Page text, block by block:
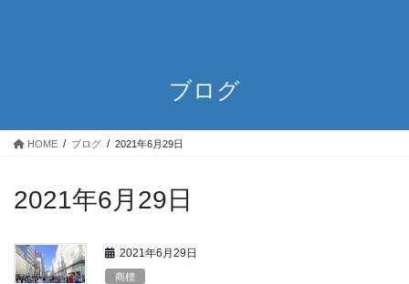
ブログ
HOME ブログ 2021年6月29日
2021年6月29日
2021年6月29日
商標